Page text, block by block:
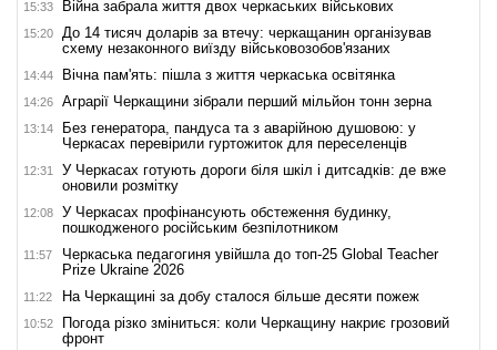
15:33 Війна забрала життя двох черкаських військових
15:20
До 14 тисяч доларів за втечу: черкащанин організував
схему незаконного виїзду військовозобов'язаних
14:44 Вічна пам'ять: пішла з життя черкаська освітянка
14:26 Аграрії Черкащини зібрали перший мільйон тонн зерна
13:14
Без генератора, пандуса та з аварійною душовою: у
Черкасах перевірили гуртожиток для переселенців
12:31
У Черкасах готують дороги біля шкіл і дитсадків: де вже
оновили розмітку
12:08
У Черкасах профінансують обстеження будинку,
пошкодженого російським безпілотником
11:57
Черкаська педагогиня увійшла до топ-25 Global Teacher
Prize Ukraine 2026
11:22 На Черкащині за добу сталося більше десяти пожеж
10:52
Погода різко зміниться: коли Черкащину накриє грозовий
фронт